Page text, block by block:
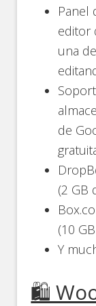
Panel
editor
una
de
(2 GB
(10
Y
🛍️